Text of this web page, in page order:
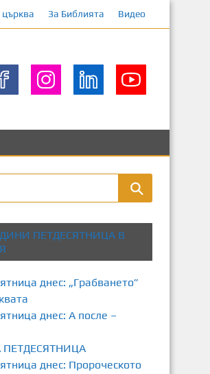
За Библията Видео
ПЕТДЕСЯТНИЦА В
днес: „Грабването”
днес: А после –
днес: Пророческото